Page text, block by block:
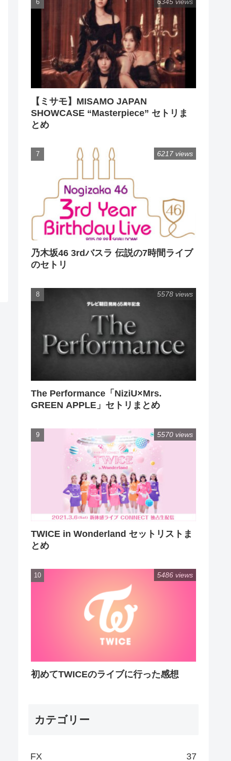
【ミサモ】MISAMO JAPAN
SHOWCASE “Masterpiece” セトリま
とめ
乃木坂46 3rdバスラ 伝説の7時間ライブ
のセトリ
6217 views
The Performance「NiziU×Mrs.
GREEN APPLE」セトリまとめ
5578 views
TWICE in Wonderland セットリストま
とめ
5570 views
初めてTWICEのライブに行った感想
5486 views
カテゴリー
FX 37